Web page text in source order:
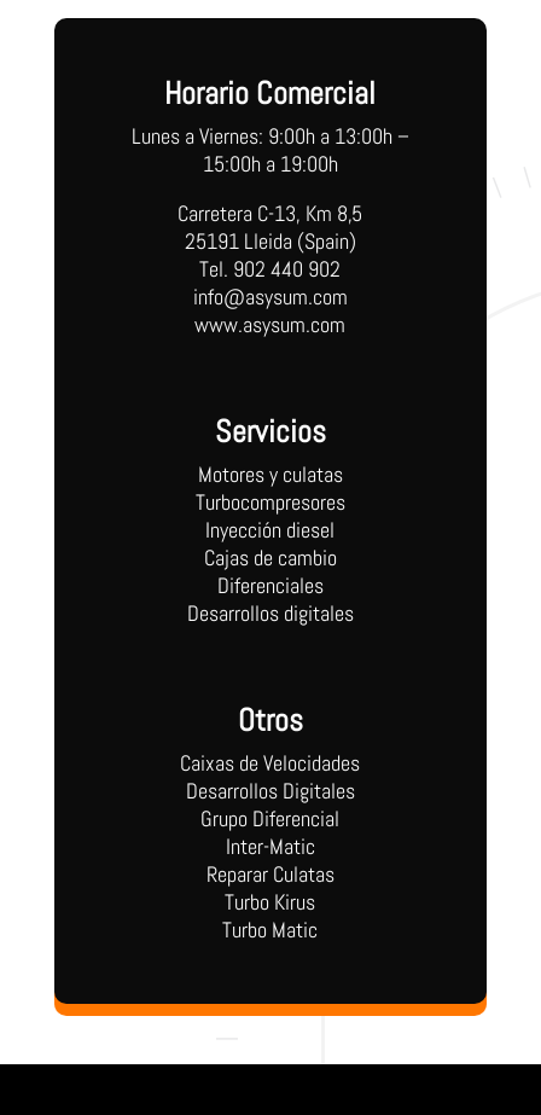
Horario Comercial
Lunes a Viernes: 9:00h a 13:00h –
15:00h a 19:00h
Carretera C-13, Km 8,5
25191 Lleida (Spain)
Tel. 902 440 902
info@asysum.com
www.asysum.com
Servicios
Motores y culatas
Turbocompresores
Inyección diesel
Cajas de cambio
Diferenciales
Desarrollos digitales
Otros
Caixas de Velocidades
Desarrollos Digitales
Grupo Diferencial
Inter-Matic
Reparar Culatas
Turbo Kirus
Turbo Matic